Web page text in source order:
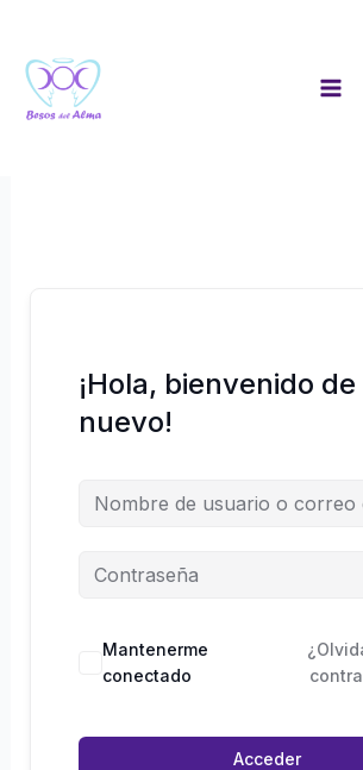
contenido
¡Hola, bienvenido de
nuevo!
Mantenerme
conectado
Acceder